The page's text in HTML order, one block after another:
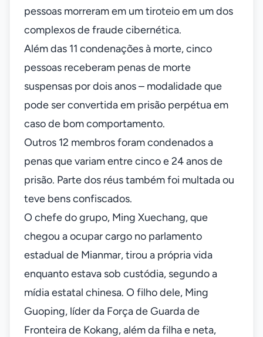
pessoas morreram em um tiroteio em um dos
complexos de fraude cibernética.
Além das 11 condenações à morte, cinco
pessoas receberam penas de morte
suspensas por dois anos – modalidade que
pode ser convertida em prisão perpétua em
caso de bom comportamento.
Outros 12 membros foram condenados a
penas que variam entre cinco e 24 anos de
prisão. Parte dos réus também foi multada ou
teve bens confiscados.
O chefe do grupo, Ming Xuechang, que
chegou a ocupar cargo no parlamento
estadual de Mianmar, tirou a própria vida
enquanto estava sob custódia, segundo a
mídia estatal chinesa. O filho dele, Ming
Guoping, líder da Força de Guarda de
Fronteira de Kokang, além da filha e neta,